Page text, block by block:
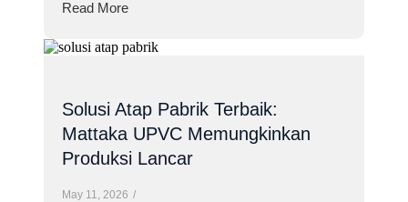
Read More
Solusi Atap Pabrik Terbaik:
Mattaka UPVC Memungkinkan
Produksi Lancar
May 11, 2026 /